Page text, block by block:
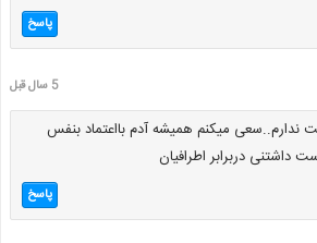
پاسخ
5 سال قبل
ندارم..سعی میکنم همیشه آدم بااعتماد بنفس
داشتنی دربرابر اطرافیان
پاسخ